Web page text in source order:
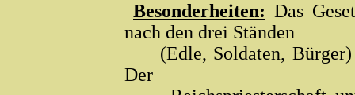
Besonderheiten: Das
nach den drei Ständen
(Edle, Soldaten, Bürger)
Der